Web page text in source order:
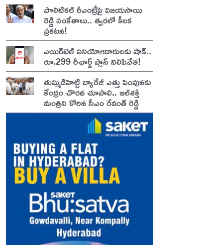
పొలిటికల్ రీఎంట్రీపై విజయసాయి
రెడ్డి సంకేతాలు.. త్వరలో కీలక
ప్రకటన!
ఎయిర్‌టెల్ వినియోగదారులకు షాక్..
రూ.299 రీఛార్జ్ ప్లాన్ నిలిపివేత!
తుమ్మిడిహెట్టి బ్యారేజీ ఎత్తు పెంపునకు
కేంద్రం చొరవ చూపాలి.. జల్‌శక్తి
మంత్రిని కోరిన సీఎం రేవంత్ రెడ్డి